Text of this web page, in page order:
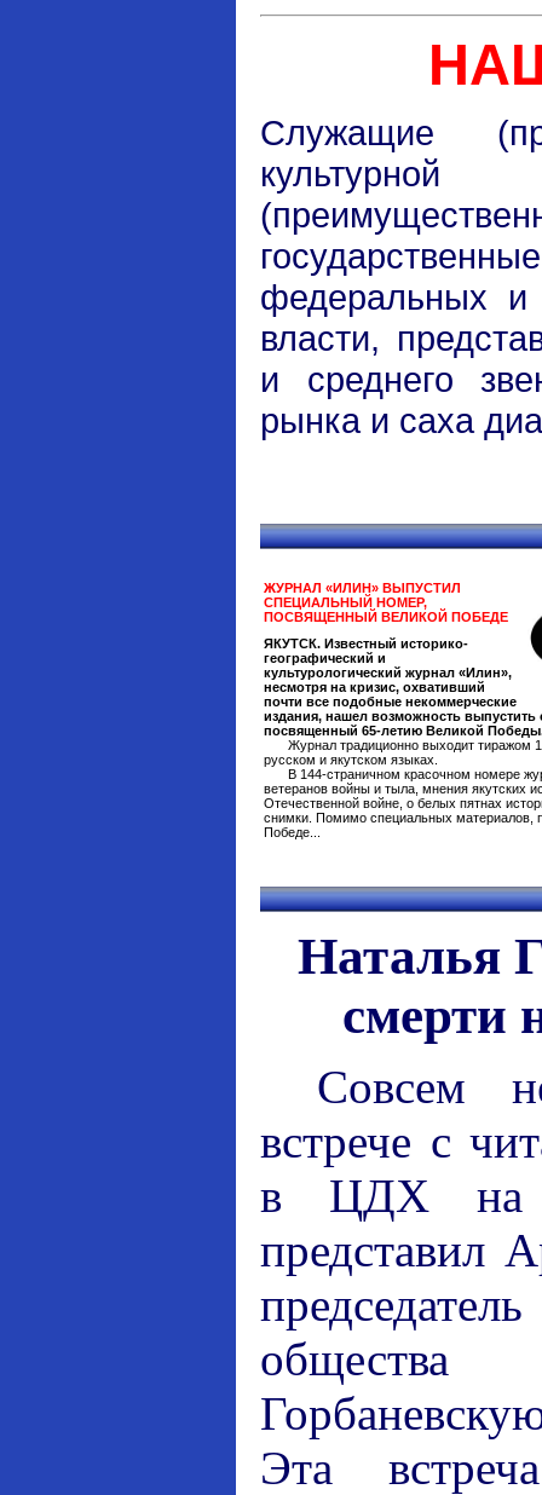
Служащие
федеральных и
власти,
и среднего
рынка и саха
ЖУРНАЛ «ИЛИН» ВЫПУСТИЛ
СПЕЦИАЛЬНЫЙ НОМЕР,
ПОСВЯЩЕННЫЙ ВЕЛИКОЙ ПОБЕДЕ
ЯКУТСК. Известный историко-
географический и
культурологический журнал «Илин»,
несмотря на кризис, охвативший
почти все подобные некоммерческие
издания, нашел возможность
посвященный 65-летию Великой
Журнал традиционно выходит тиражом
русском и якутском языках.
В 144-страничном красочном номере
ветеранов войны и тыла, мнения якутских
Отечественной войне, о белых пятнах
снимки. Помимо специальных материалов,
Победе...
Наталья
смерти
Совсем
встрече с
в ЦДХ на
представил
Эта